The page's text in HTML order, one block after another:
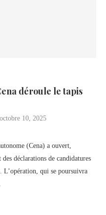
déroule le tapis
octobre 10, 2025
(Cena) a ouvert,
déclarations de candidatures
L’opération, qui se poursuivra